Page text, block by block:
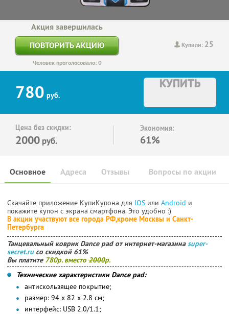
Купили: 25
Акция завершилась
ПОВТОРИТЬ АКЦИЮ
Человек проголосовало: 0
780 руб.
КУПИТЬ
Цена без скидки:
2000 руб.
Экономия:
61%
Основное Отзывы Вопросы по акции
Адреса
Скачайте приложение КупиКупона для IOS или Android и
покажите купон с экрана смартфона. Это удобно :)
В акции участвуют все города РФ,кроме Москвы и Санкт-
Петербурга
Танцевальный коврик Dance pad от интернет-магазинаsuper-
secret.ruсо скидкой 61%
Вы платите 780р. вместо 2000р.
Технические характеристики Dance pad:
антискользящее покрытие;
размер: 94 х 82 х 2.8 см;
интерфейс: USB 2.0/1.1;